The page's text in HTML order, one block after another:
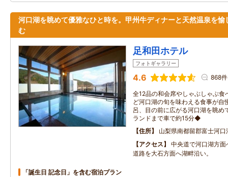
河口湖を眺めて優雅なひと時を。甲州牛ディナーと天然温泉を愉
む
足和田ホテル
フォトギャラリー
4.6 868件
全12品の和会席やしゃぶしゃぶ食
ど河口湖の旬を味わえる食事が自
呂、目の前に広がる河口湖を眺
ランドまで車で約15分◆
住所
山梨県南都留郡富士河
アクセス
中央道で河口湖方
道路を大石方面へ湖畔沿い。
「誕生日 記念日」を含む宿泊プラン